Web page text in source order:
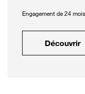
Engagement de 24
Découvrir